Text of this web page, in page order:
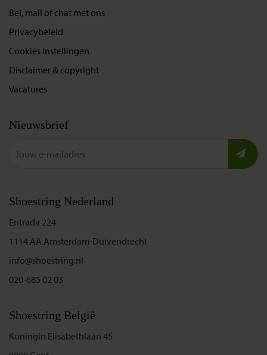
Bel, mail of chat met ons
Privacybeleid
Cookies instellingen
Disclaimer & copyright
Vacatures
Nieuwsbrief
Shoestring Nederland
Entrada 224
1114 AA Amsterdam-Duivendrecht
info@shoestring.nl
020-685 02 03
Shoestring België
Koningin Elisabethlaan 45